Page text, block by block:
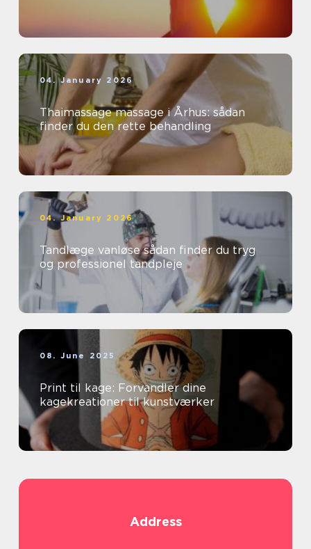
04. January 2026
Thaimassage massage i Århus: sådan
finder du den rette behandling
04. January 2026
Tandlæge vanløse sådan finder du tryg
og professionel tandpleje
08. June 2025
Print til kage: Forvandler dine
kagekreationer til kunstværker
Address